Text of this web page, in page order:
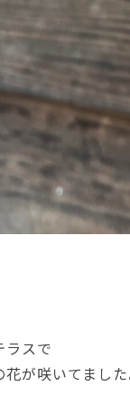
ラスで
花が咲いてまし